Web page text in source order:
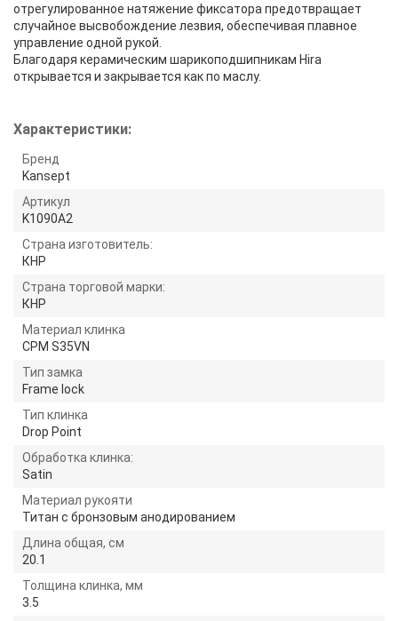
отрегулированное натяжение фиксатора предотвращает
случайное высвобождение лезвия, обеспечивая плавное
управление одной рукой.
Благодаря керамическим шарикоподшипникам Hira
открывается и закрывается как по маслу.
Характеристики:
Бренд
Kansept
Артикул
K1090A2
Страна изготовитель:
КНР
Страна торговой марки:
КНР
Материал клинка
CPM S35VN
Тип замка
Frame lock
Тип клинка
Drop Point
Обработка клинка:
Satin
Материал рукояти
Титан с бронзовым анодированием
Длина общая, см
20.1
Толщина клинка, мм
3.5